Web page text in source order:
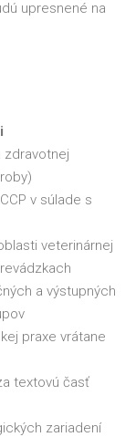
upresnené na
zdravotnej
v súlade s
veterinárnej
a výstupných
praxe vrátane
textovú časť
zariadení